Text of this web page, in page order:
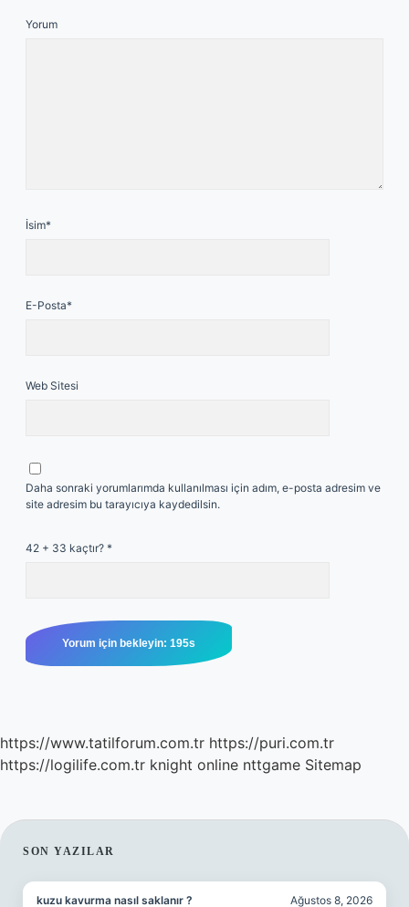
Yorum
İsim*
E-Posta*
Web Sitesi
Daha sonraki yorumlarımda kullanılması için adım, e-posta adresim ve
site adresim bu tarayıcıya kaydedilsin.
42 + 33 kaçtır? *
https://www.tatilforum.com.tr https://puri.com.tr
https://logilife.com.tr knight online nttgame Sitemap
SIDEBAR
SON YAZILAR
kuzu kavurma nasıl saklanır ? Ağustos 8, 2026